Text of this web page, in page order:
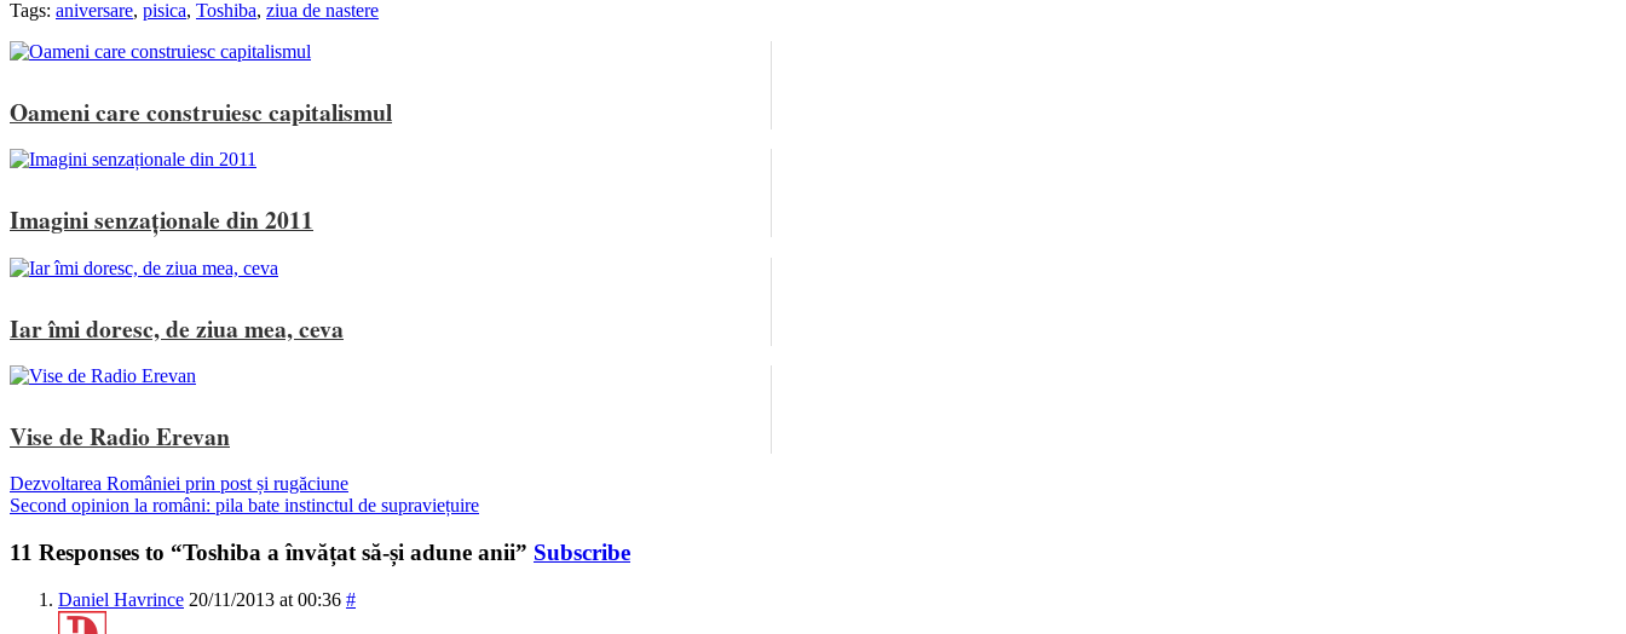
Tags: aniversare, pisica, Toshiba, ziua de nastere
Oameni care construiesc capitalismul
Imagini senzaționale din 2011
Iar îmi doresc, de ziua mea, ceva
Vise de Radio Erevan
Dezvoltarea României prin post și rugăciune
Second opinion la români: pila bate instinctul de supraviețuire
11 Responses to “Toshiba a învățat să-și adune anii” Subscribe
Daniel Havrince 20/11/2013 at 00:36 #